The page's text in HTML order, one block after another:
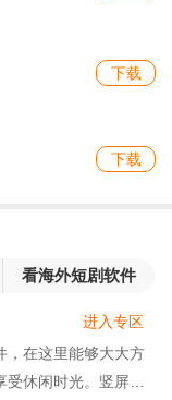
下载
下载
看海外短剧软件
，在这里能够大大方
休闲时光。竖屏短
进入专区